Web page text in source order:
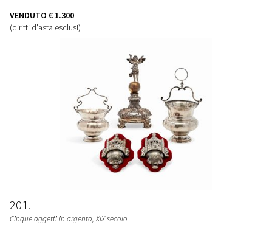
VENDUTO € 1.300
(diritti d'asta esclusi)
201
Cinque oggetti in argento, XIX secolo